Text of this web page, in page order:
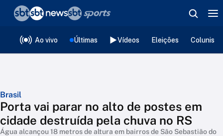
Ao vivo Últimas Vídeos Eleições
Brasil
Porta vai parar no alto de postes em
cidade destruída pela chuva no RS
Água alcançou 18 metros de altura em bairros de São Sebastião do
❮voltar
Editorias